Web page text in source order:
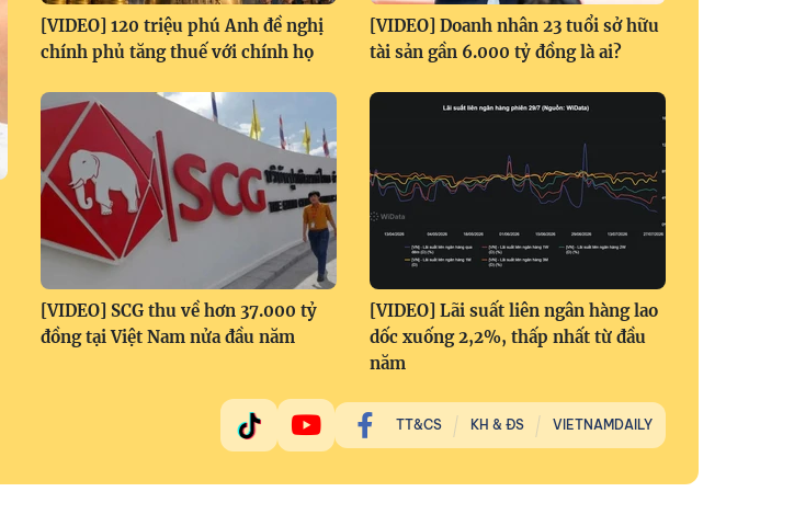
[VIDEO] 120 triệu phú Anh đề nghị
chính phủ tăng thuế với chính họ
[VIDEO] Doanh nhân 23 tuổi sở hữu
tài sản gần 6.000 tỷ đồng là ai?
[VIDEO] SCG thu về hơn 37.000 tỷ
đồng tại Việt Nam nửa đầu năm
[VIDEO] Lãi suất liên ngân hàng lao
dốc xuống 2,2%, thấp nhất từ đầu
năm
TT&CS KH & ĐS VIETNAMDAILY